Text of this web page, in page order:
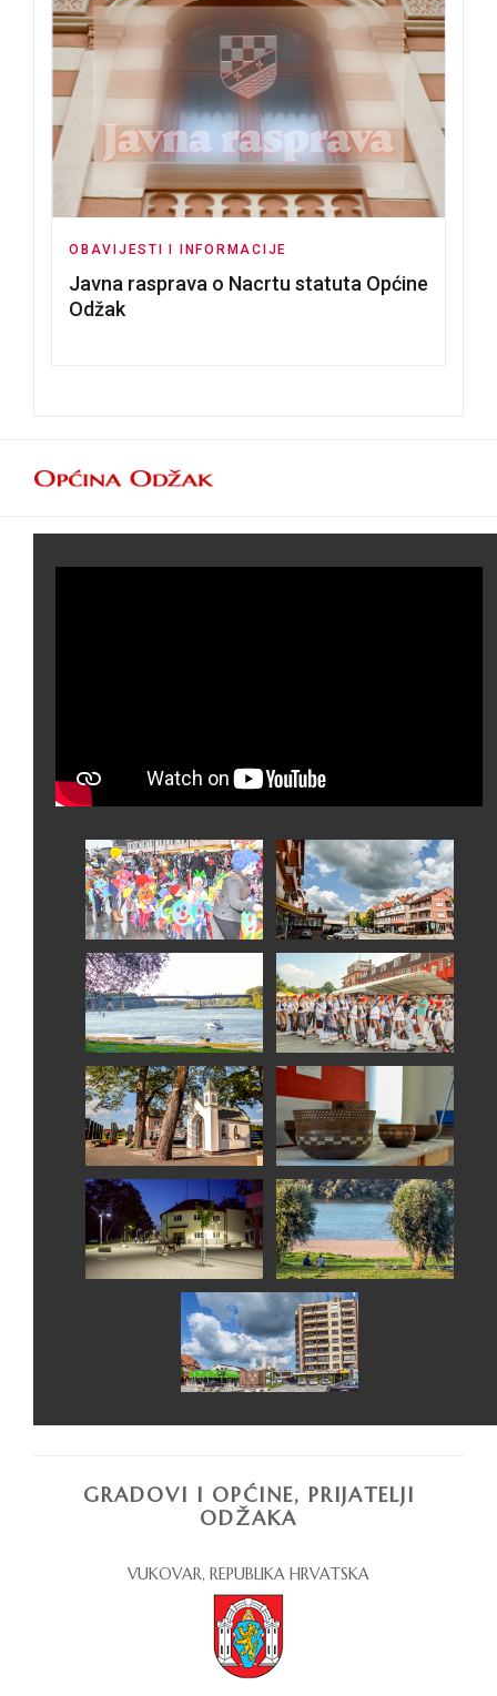
OBAVIJESTI I INFORMACIJE
Javna rasprava o Nacrtu statuta Općine
Odžak
GRADOVI I OPĆINE, PRIJATELJI
ODŽAKA
VUKOVAR, REPUBLIKA HRVATSKA